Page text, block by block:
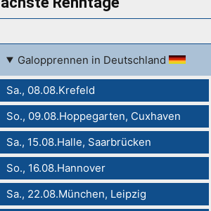
Galopprennen in Deutschland
Sa., 08.08.Krefeld
So., 09.08.Hoppegarten, Cuxhaven
Sa., 15.08.Halle, Saarbrücken
So., 16.08.Hannover
Sa., 22.08.München, Leipzig